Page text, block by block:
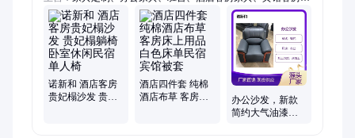
具、宾馆客房床、客房家具、文件柜、办公桌、办公椅、会议桌
椅、茶水柜、沙发、机场排椅、餐桌椅、床垫、酒店家具、全屋
定制家具、衣柜、宾馆床垫、酒店床垫、办公桌椅、办公沙发、
铁皮文件柜
诺新和 酒店客房
贵妃榻沙发 贵妃
酒店四件套 纯棉
酒店布草 客房床
办公沙发，新款
简约大气油漆沙